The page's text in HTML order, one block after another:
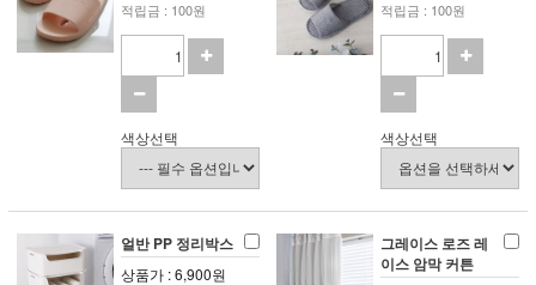
적립금 : 100원
색상선택
적립금 : 100원
색상선택
얼반 PP 정리박스
상품가 : 6,900원
그레이스 로즈 레
이스 암막 커튼